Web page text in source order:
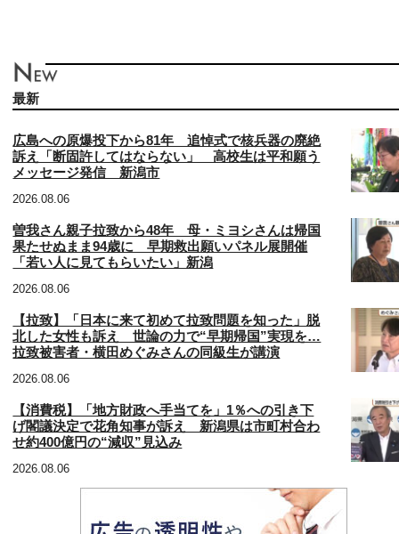
最新
広島への原爆投下から81年 追悼式で核兵器の廃絶
訴え「断固許してはならない」 高校生は平和願う
メッセージ発信 新潟市
2026.08.06
曽我さん親子拉致から48年 母・ミヨシさんは帰国
果たせぬまま94歳に 早期救出願いパネル展開催
「若い人に見てもらいたい」新潟
2026.08.06
【拉致】「日本に来て初めて拉致問題を知った」脱
北した女性も訴え 世論の力で“早期帰国”実現を…
拉致被害者・横田めぐみさんの同級生が講演
2026.08.06
【消費税】「地方財政へ手当てを」1％への引き下
げ閣議決定で花角知事が訴え 新潟県は市町村合わ
せ約400億円の“減収”見込み
2026.08.06